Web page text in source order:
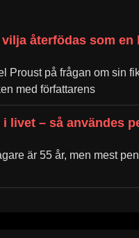
återfödas som en
Proust på frågan om sin
med författarens
livet – så användes
är 55 år, men mest